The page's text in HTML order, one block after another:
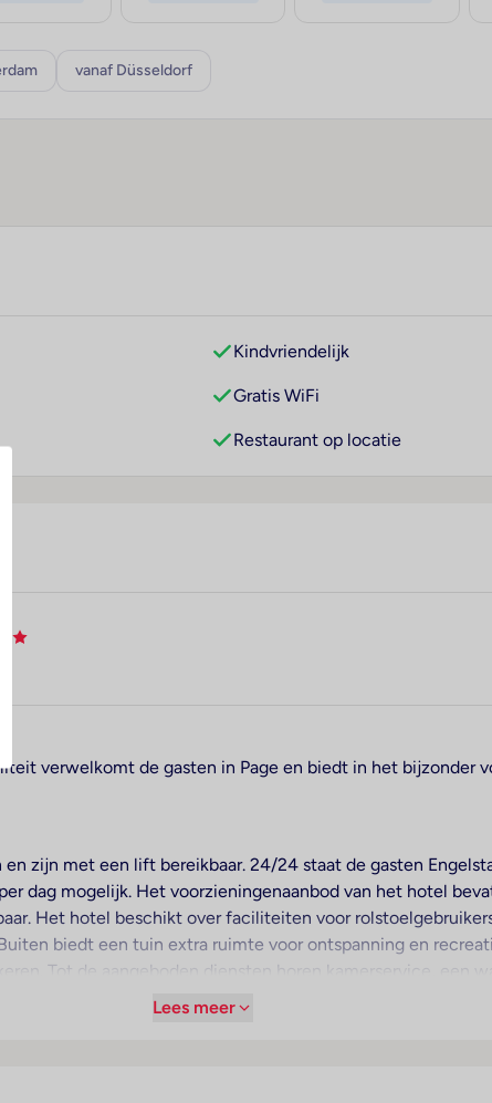
vanaf Düsseldorf
Kindvriendelijk
Gratis WiFi
Restaurant op locatie
verwelkomt de gasten in Page en biedt in het bijzonder
zijn met een lift bereikbaar. 24/24 staat de gasten
dag mogelijk. Het voorzieningenaanbod van het hotel
Het hotel beschikt over faciliteiten voor
biedt een tuin extra ruimte voor ontspanning en
Tot de aangeboden diensten horen kamerservice, een
dagblad gebruikmaken.
Lees meer